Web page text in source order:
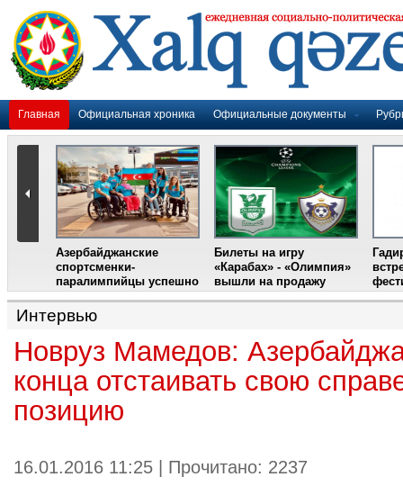
Главная Официальная хроника Официальные документы
Азербайджанские
спортсменки-
паралимпийцы успешно
выступили на III
Международном
фестивале парашютного
Билеты на игру
«Карабах» - «Олимпия»
вышли на продажу
Интервью
Новруз Мамедов:
конца отстаивать свою
позицию
16.01.2016 11:25 | Прочитано: 2237